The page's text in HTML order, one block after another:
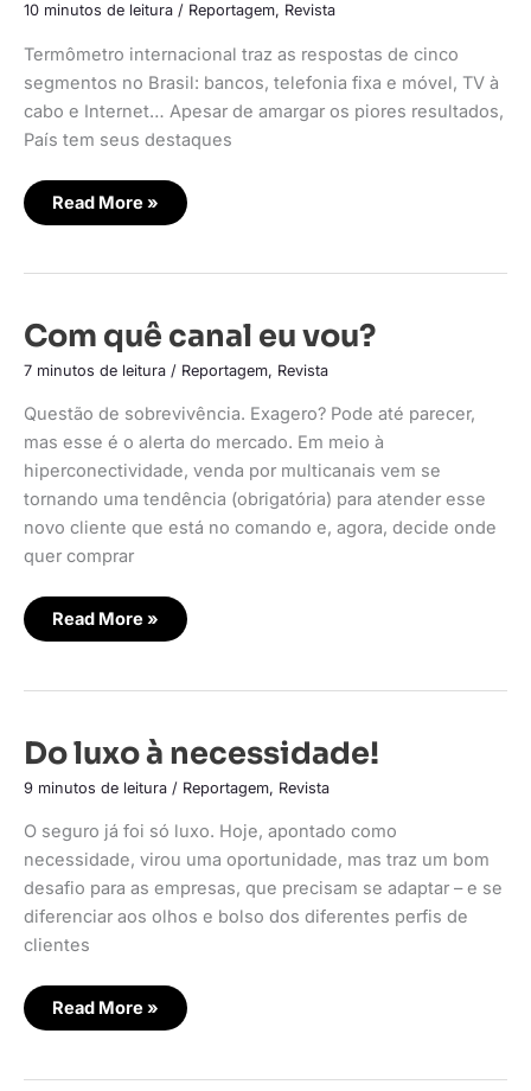
10 minutos de leitura / Reportagem, Revista
Termômetro internacional traz as respostas de cinco
segmentos no Brasil: bancos, telefonia fixa e móvel, TV à
cabo e Internet… Apesar de amargar os piores resultados,
País tem seus destaques
cliente
Read More »
Com quê canal eu vou?
7 minutos de leitura / Reportagem, Revista
Questão de sobrevivência. Exagero? Pode até parecer,
mas esse é o alerta do mercado. Em meio à
hiperconectividade, venda por multicanais vem se
tornando uma tendência (obrigatória) para atender esse
novo cliente que está no comando e, agora, decide onde
quer comprar
Com
quê
eu
Read More »
Do luxo à necessidade!
9 minutos de leitura / Reportagem, Revista
O seguro já foi só luxo. Hoje, apontado como
necessidade, virou uma oportunidade, mas traz um bom
desafio para as empresas, que precisam se adaptar – e se
diferenciar aos olhos e bolso dos diferentes perfis de
clientes
Do
luxo
necessidade!
Read More »